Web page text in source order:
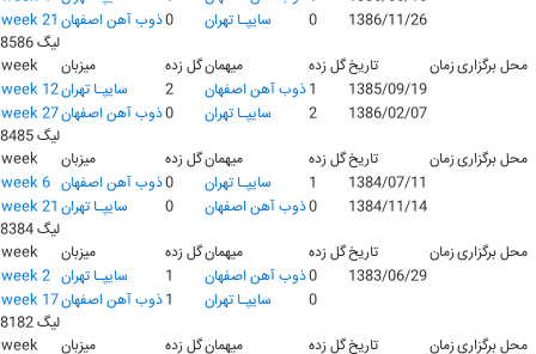
week 21 ذوب آهن اصفهان0 سايپـا تهران 0
1386/11/26
لیگ 8586
week
میزبان گل زدهمیهمان گل زدهتاریخ زمانمحل برگزاری
week 12سايپـا تهران 2 ذوب آهن اصفهان1
1385/09/19
week 27ذوب آهن اصفهان0 سايپـا تهران 2
1386/02/07
لیگ 8485
week
میزبان گل زدهمیهمان گل زدهتاریخ زمانمحل برگزاری
week 6 ذوب آهن اصفهان0 سايپـا تهران 1
1384/07/11
week 21 سايپـا تهران 0 ذوب آهن اصفهان0
1384/11/14
لیگ 8384
week
میزبان گل زدهمیهمان گل زدهتاریخ زمانمحل برگزاری
week 2 سايپـا تهران 1 ذوب آهن اصفهان0
1383/06/29
week 17ذوب آهن اصفهان1 سايپـا تهران
0
لیگ 8182
week
میزبان گل زدهمیهمان گل زدهتاریخ زمانمحل برگزاری